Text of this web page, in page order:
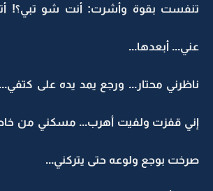
تنفست بقوة وأشرت: أنت شو تبي؟!
عني... أبعدها...
ناظرني محتار... ورجع يمد يده على
إني قفزت ولفيت أهرب... مسكني من
صرخت بوجع ولوعه حتى يتركني...